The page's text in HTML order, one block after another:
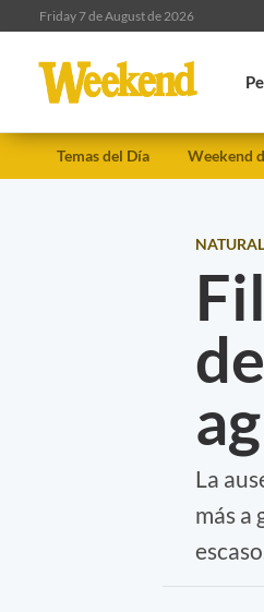
Friday 7 de August de 2026
Temas del Día Weekend
La
más a